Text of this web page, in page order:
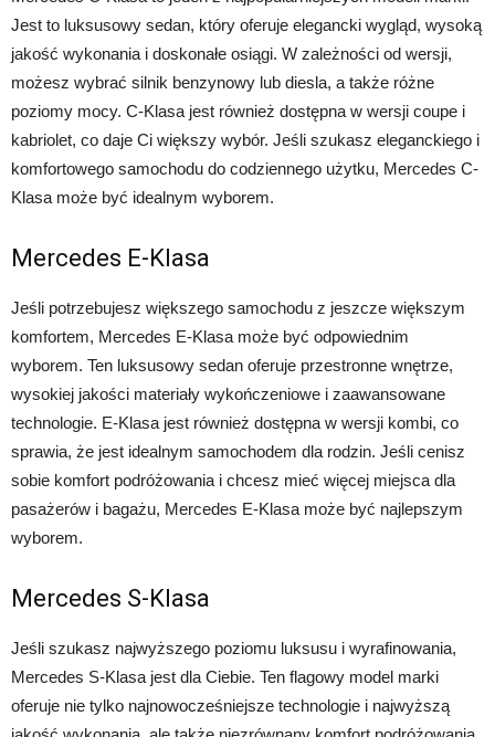
Jest to luksusowy sedan, który oferuje elegancki wygląd, wysoką
jakość wykonania i doskonałe osiągi. W zależności od wersji,
możesz wybrać silnik benzynowy lub diesla, a także różne
poziomy mocy. C-Klasa jest również dostępna w wersji coupe i
kabriolet, co daje Ci większy wybór. Jeśli szukasz eleganckiego i
komfortowego samochodu do codziennego użytku, Mercedes C-
Klasa może być idealnym wyborem.
Mercedes E-Klasa
Jeśli potrzebujesz większego samochodu z jeszcze większym
komfortem, Mercedes E-Klasa może być odpowiednim
wyborem. Ten luksusowy sedan oferuje przestronne wnętrze,
wysokiej jakości materiały wykończeniowe i zaawansowane
technologie. E-Klasa jest również dostępna w wersji kombi, co
sprawia, że jest idealnym samochodem dla rodzin. Jeśli cenisz
sobie komfort podróżowania i chcesz mieć więcej miejsca dla
pasażerów i bagażu, Mercedes E-Klasa może być najlepszym
wyborem.
Mercedes S-Klasa
Jeśli szukasz najwyższego poziomu luksusu i wyrafinowania,
Mercedes S-Klasa jest dla Ciebie. Ten flagowy model marki
oferuje nie tylko najnowocześniejsze technologie i najwyższą